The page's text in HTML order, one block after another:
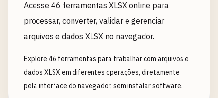
Acesse 46 ferramentas XLSX online para
processar, converter, validar e gerenciar
arquivos e dados XLSX no navegador.
Explore 46 ferramentas para trabalhar com arquivos e
dados XLSX em diferentes operações, diretamente
pela interface do navegador, sem instalar software.